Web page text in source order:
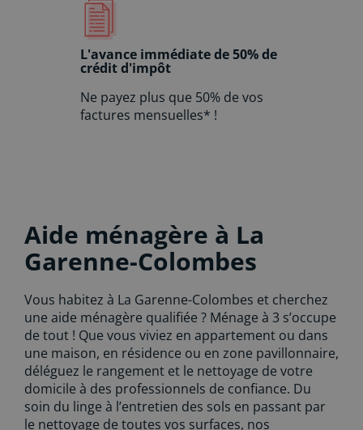
L'avance immédiate de 50% de
crédit d'impôt
Ne payez plus que 50% de vos
factures mensuelles* !
Aide ménagère à La
Garenne-Colombes
Vous habitez à La Garenne-Colombes et cherchez
une aide ménagère qualifiée ? Ménage à 3 s’occupe
de tout ! Que vous viviez en appartement ou dans
une maison, en résidence ou en zone pavillonnaire,
déléguez le rangement et le nettoyage de votre
domicile à des professionnels de confiance. Du
soin du linge à l’entretien des sols en passant par
le nettoyage de toutes vos surfaces, nos